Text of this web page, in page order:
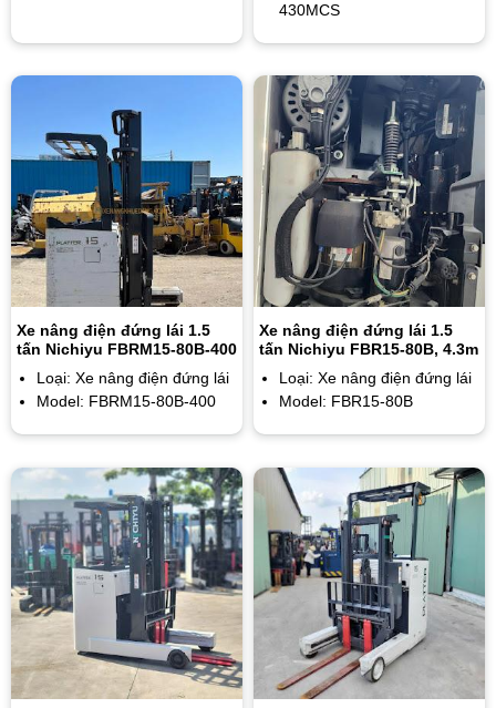
430MCS
Xe nâng điện đứng lái 1.5
tấn Nichiyu FBRM15-80B-400
Loại: Xe nâng điện đứng lái
Model: FBRM15-80B-400
Xe nâng điện đứng lái 1.5
tấn Nichiyu FBR15-80B, 4.3m
Loại: Xe nâng điện đứng lái
Model: FBR15-80B